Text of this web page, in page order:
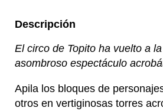
Descripción
El circo de Topito ha vuelto a
asombroso espectáculo
Apila los bloques de
otros en vertiginosas torres